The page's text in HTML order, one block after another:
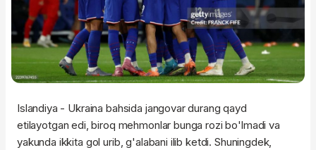
Islandiya - Ukraina bahsida jangovar durang qayd
etilayotgan edi, biroq mehmonlar bunga rozi bo'lmadi va
yakunda ikkita gol urib, g'alabani ilib ketdi. Shuningdek,